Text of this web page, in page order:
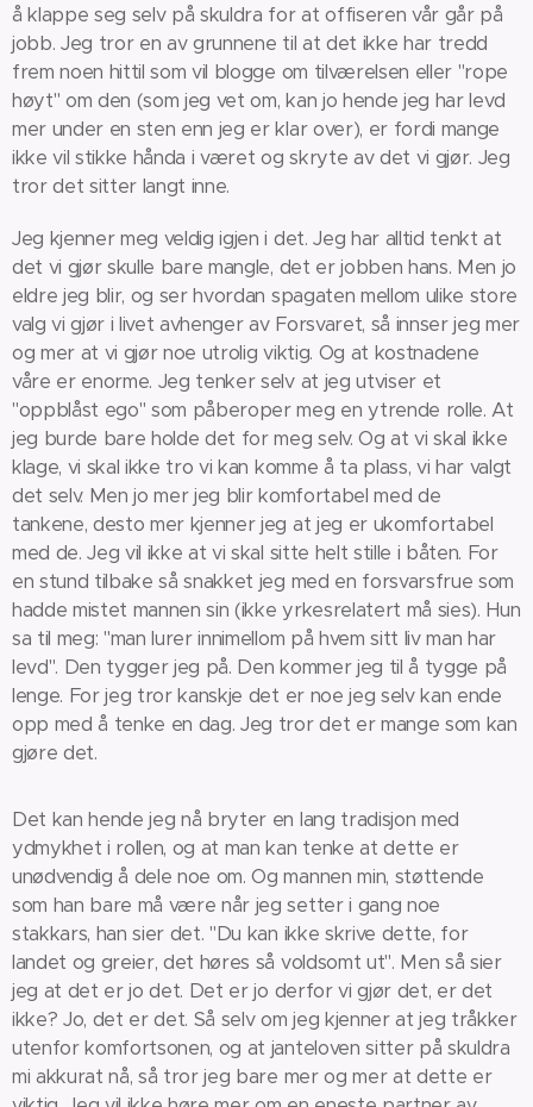
å klappe seg selv på skuldra for at offiseren vår går på
jobb. Jeg tror en av grunnene til at det ikke har tredd
frem noen hittil som vil blogge om tilværelsen eller "rope
høyt" om den (som jeg vet om, kan jo hende jeg har levd
mer under en sten enn jeg er klar over), er fordi mange
ikke vil stikke hånda i været og skryte av det vi gjør. Jeg
tror det sitter langt inne.
Jeg kjenner meg veldig igjen i det. Jeg har alltid tenkt at
det vi gjør skulle bare mangle, det er jobben hans. Men jo
eldre jeg blir, og ser hvordan spagaten mellom ulike store
valg vi gjør i livet avhenger av Forsvaret, så innser jeg mer
og mer at vi gjør noe utrolig viktig. Og at kostnadene
våre er enorme. Jeg tenker selv at jeg utviser et
"oppblåst ego" som påberoper meg en ytrende rolle. At
jeg burde bare holde det for meg selv. Og at vi skal ikke
klage, vi skal ikke tro vi kan komme å ta plass, vi har valgt
det selv. Men jo mer jeg blir komfortabel med de
tankene, desto mer kjenner jeg at jeg er ukomfortabel
med de. Jeg vil ikke at vi skal sitte helt stille i båten. For
en stund tilbake så snakket jeg med en forsvarsfrue som
hadde mistet mannen sin (ikke yrkesrelatert må sies). Hun
sa til meg: "man lurer innimellom på hvem sitt liv man har
levd". Den tygger jeg på. Den kommer jeg til å tygge på
lenge. For jeg tror kanskje det er noe jeg selv kan ende
opp med å tenke en dag. Jeg tror det er mange som kan
gjøre det.
Det kan hende jeg nå bryter en lang tradisjon med
ydmykhet i rollen, og at man kan tenke at dette er
unødvendig å dele noe om. Og mannen min, støttende
som han bare må være når jeg setter i gang noe
stakkars, han sier det. "Du kan ikke skrive dette, for
landet og greier, det høres så voldsomt ut". Men så sier
jeg at det er jo det. Det er jo derfor vi gjør det, er det
ikke? Jo, det er det. Så selv om jeg kjenner at jeg tråkker
utenfor komfortsonen, og at janteloven sitter på skuldra
mi akkurat nå, så tror jeg bare mer og mer at dette er